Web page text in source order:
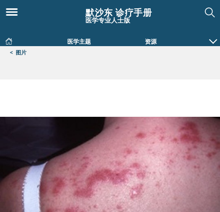
默沙东 诊疗手册
医学专业人士版
医学主题 资源
< 图片